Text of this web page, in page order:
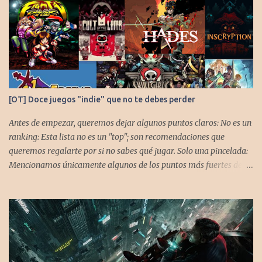
[OT] Doce juegos "indie" que no te debes perder
Antes de empezar, queremos dejar algunos puntos claros: No es un
ranking: Esta lista no es un "top"; son recomendaciones que
queremos regalarte por si no sabes qué jugar. Solo una pincelada:
Mencionamos únicamente algunos de los puntos más fuertes de
asegurar que, al menos uno, se adapte a tus gustos. Si te gusta este
tipo de contenido, háznoslo saber para crear nuevas entradas con
otros doce juegos imprescindibles. Cuphead En la mente de los dos
hermanos desarrolladores, la idea de fusionar el arte de las